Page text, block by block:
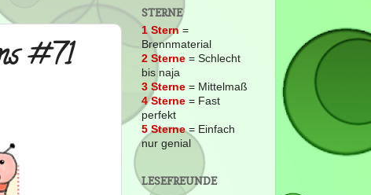
#71
STERNE
1 Stern =
Brennmaterial
2 Sterne = Schlecht
bis naja
3 Sterne = Mittelmaß
4 Sterne = Fast
perfekt
5 Sterne= Einfach
nur genial
LESEFREUNDE